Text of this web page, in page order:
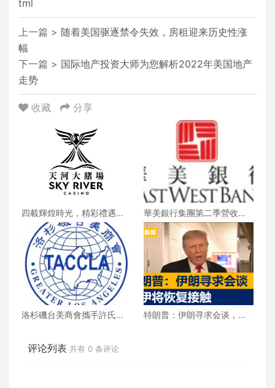
tml
上一篇 > 随着美国驱逐禁令失效，房租迎来历史性涨
幅
下一篇 > 国际地产投资大师为您解析2022年美国地产
走势
收藏 分享
四載輝煌時光，精彩禮遇歡
慶一整月
華美銀行集團第二季營收創
新高 每股收益年增18%
洛杉磯台美商會攜手許氏參
特朗普：伊朗寻求会谈，美
评论列表 共有 0 条评论